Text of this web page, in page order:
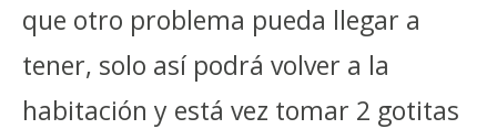
que otro problema pueda llegar a
tener, solo así podrá volver a la
habitación y está vez tomar 2 gotitas